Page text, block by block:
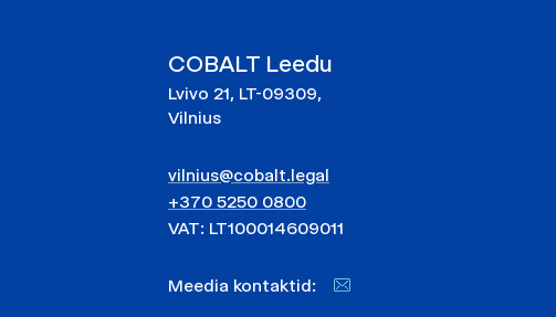
COBALT Leedu
Lvivo 21, LT-09309,
Vilnius
vilnius@cobalt.legal
+370 5250 0800
VAT: LT100014609011
Meedia kontaktid: